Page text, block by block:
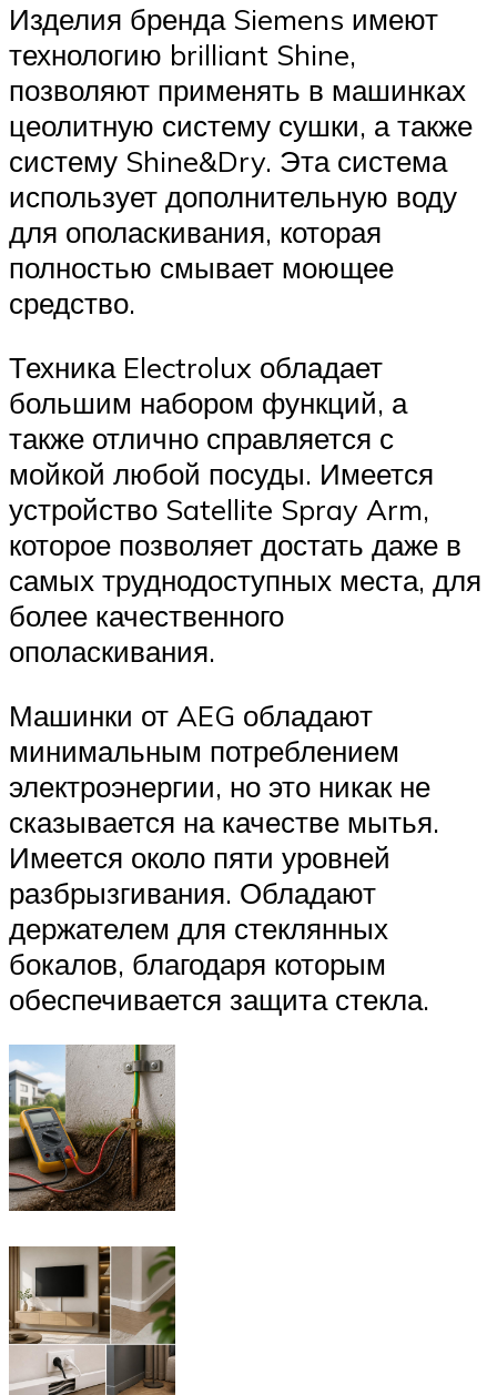
Изделия бренда Siemens имеют
технологию brilliant Shine,
позволяют применять в машинках
цеолитную систему сушки, а также
систему Shine&Dry. Эта система
использует дополнительную воду
для ополаскивания, которая
полностью смывает моющее
средство.
Техника Electrolux обладает
большим набором функций, а
также отлично справляется с
мойкой любой посуды. Имеется
устройство Satellite Spray Arm,
которое позволяет достать даже в
самых труднодоступных места, для
более качественного
ополаскивания.
Машинки от AEG обладают
минимальным потреблением
электроэнергии, но это никак не
сказывается на качестве мытья.
Имеется около пяти уровней
разбрызгивания. Обладают
держателем для стеклянных
бокалов, благодаря которым
обеспечивается защита стекла.